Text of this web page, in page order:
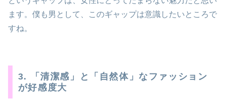
ます。僕も男として、このギャップは意識したいところで
すね。
3. 「清潔感」と「自然体」なファッション
が好感度大